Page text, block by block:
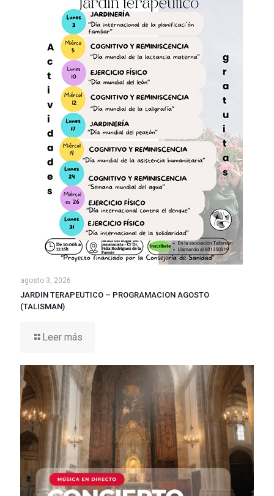
agosto 3, 2026
JARDIN TERAPEUTICO – PROGRAMACION AGOSTO
(TALISMAN)
Leer más